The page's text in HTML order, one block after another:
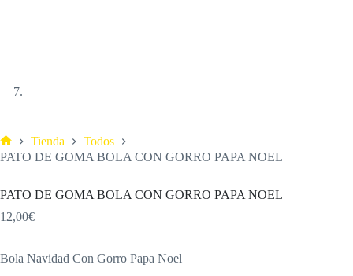
Tienda
Todos
PATO DE GOMA BOLA CON GORRO PAPA NOEL
PATO DE GOMA BOLA CON GORRO PAPA NOEL
12,00€
Bola Navidad Con Gorro Papa Noel